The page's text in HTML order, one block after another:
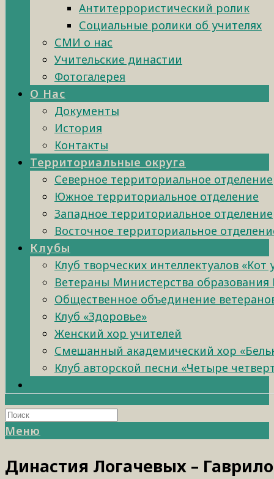
Антитеррористический ролик
Социальные ролики об учителях
СМИ о нас
Учительские династии
Фотогалерея
О Нас
Документы
История
Контакты
Территориальные округа
Северное территориальное отделение
Южное территориальное отделение
Западное территориальное отделение
Восточное территориальное
Клубы
Клуб творческих интеллектуалов «Кот
Ветераны Министерства образования
Общественное объединение
Клуб «Здоровье»
Женский хор учителей
Смешанный академический хор
Клуб авторской песни «Четыре
Меню
Династия Логачевых –